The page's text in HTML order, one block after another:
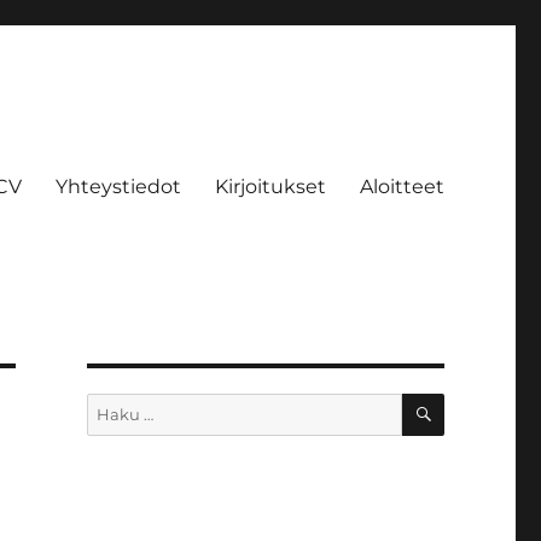
Yhteystiedot Kirjoitukset Aloitteet
Etsi: HAKU